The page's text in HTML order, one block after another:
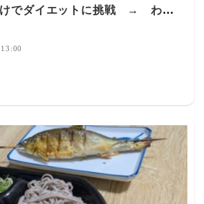
けでダイエットに挑戦 → わず
の激ヤセに成功！！すげえええ